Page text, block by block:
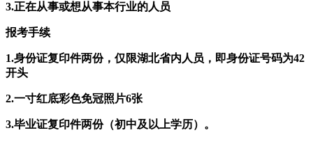
3.正在从事或想从事本行业的人员
报考手续
1.身份证复印件两份，仅限湖北省内人员，即身份证号码为42
开头
2.一寸红底彩色免冠照片6张
3.毕业证复印件两份（初中及以上学历）。